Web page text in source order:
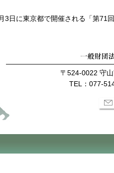
3日に東京都で開催される「第71
〒524-0022 守
TEL：077-